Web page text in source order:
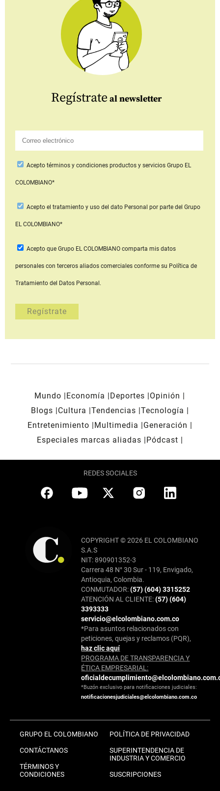
Regístrate al newsletter
Aceptotérminos y condiciones productos y serviciosGrupo EL
COLOMBIANO*
Acepto el tratamiento y uso del dato Personal por parte del Grupo
EL COLOMBIANO*
Acepto que Grupo EL COLOMBIANOcomparta mis datos
personales con terceros aliados comerciales conforme su Política de
Tratamiento del Datos Personal.
Mundo Economía Deportes
Opinión
Blogs
Cultura Tendencias Tecnología
Entretenimiento
Multimedia
Generación
Especiales marcas aliadas
Pódcast
REDES SOCIALES
COPYRIGHT © 2026 EL COLOMBIANO
S.A.S
NIT: 890901352-3
Carrera 48 N° 30 Sur - 119, Envigado,
Antioquia, Colombia.
CONMUTADOR:(57) (604) 3315252
ATENCIÓN AL CLIENTE:(57) (604)
3393333
servicio@elcolombiano.com.co
*Para asuntos relacionados con
peticiones, quejas y reclamos (PQR),
haz clic aquí
PROGRAMA DE TRANSPARENCIA Y
ÉTICA EMPRESARIAL:
*Buzón exclusivo para notificaciones judiciales:
notificacionesjudiciales@elcolombiano.com.co
GRUPO EL COLOMBIANO
CONTÁCTANOS
TÉRMINOS Y
CONDICIONES
POLÍTICA DE PRIVACIDAD
SUPERINTENDENCIA DE
INDUSTRIA Y COMERCIO
SUSCRIPCIONES